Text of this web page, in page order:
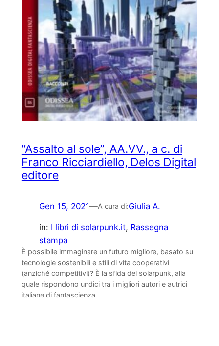
“Assalto al sole”, AA.VV., a c. di
Franco Ricciardiello, Delos Digital
editore
Gen 15, 2021—A cura di:Giulia A.
in: I libri di solarpunk.it, Rassegna
stampa
È possibile immaginare un futuro migliore, basato su
tecnologie sostenibili e stili di vita cooperativi
(anziché competitivi)? È la sfida del solarpunk, alla
quale rispondono undici tra i migliori autori e autrici
italianə di fantascienza.